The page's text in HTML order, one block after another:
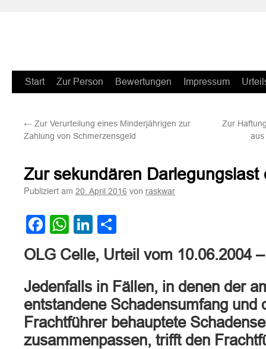
Zum
springen
Start Zur Person Bewertungen Impressum
← Zur Verurteilung eines Minderjährigen zur
Zahlung von Schmerzensgeld
Zur
aus
Zur sekundären Darlegungslast
Publiziert am 20. April 2016 von raskwar
Facebook
WhatsApp
LinkedIn
OLG Celle, Urteil vom 10.06.2004
Jedenfalls in Fällen, in denen der
entstandene Schadensumfang und
Frachtführer behauptete
zusammenpassen, trifft den